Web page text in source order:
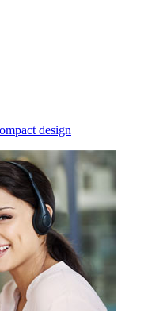
design